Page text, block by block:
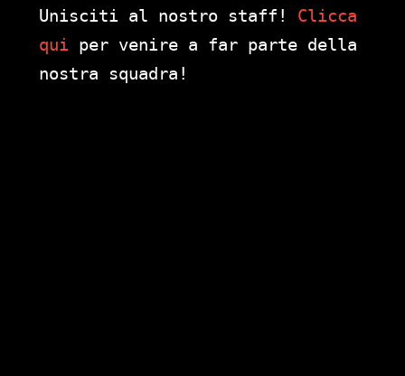
Unisciti al nostro staff! Clicca
qui per venire a far parte della
nostra squadra!